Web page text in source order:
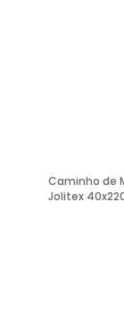
Caminho de
Jolitex